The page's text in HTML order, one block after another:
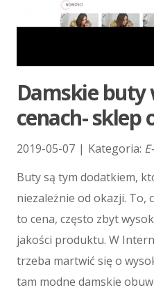
Kursy
Konferencje,
E-
Dla
Art. Dla
Damskie buty
cenach- sklep
2019-05-07 | Kategoria:
Buty są tym dodatkiem,
niezależnie od okazji. To,
to cena, często zbyt
jakości produktu. W
trzeba martwić się o
tam modne damskie